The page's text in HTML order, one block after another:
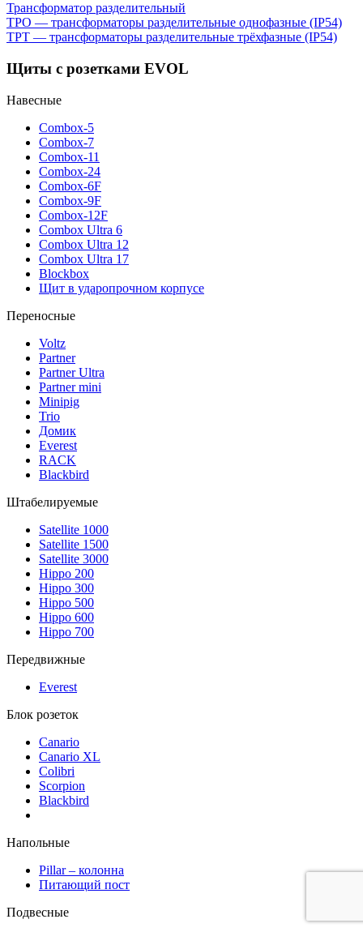
Трансформатор разделительный
Навигация
по
записям
Предыдущая
запись;
ТРО — трансформаторы разделительные однофазные (IP54)
Следующая
ТРТ — трансформаторы разделительные трёхфазные (IP54)
Щиты с розетками EVOL
Навесные
Combox-5
Combox-7
Combox-11
Combox-24
Combox-6F
Combox-9F
Combox-12F
Combox Ultra 6
Combox Ultra 12
Combox Ultra 17
Blockbox
Щит в ударопрочном корпусе
Переносные
Voltz
Partner
Partner Ultra
Partner mini
Minipig
Trio
Домик
Everest
RACK
Blackbird
Штабелируемые
Satellite 1000
Satellite 1500
Satellite 3000
Hippo 200
Hippo 300
Hippo 500
Hippo 600
Hippo 700
Передвижные
Everest
Блок розеток
Canario
Canario XL
Colibri
Scorpion
Blackbird
Напольные
Pillar – колонна
Питающий пост
Подвесные